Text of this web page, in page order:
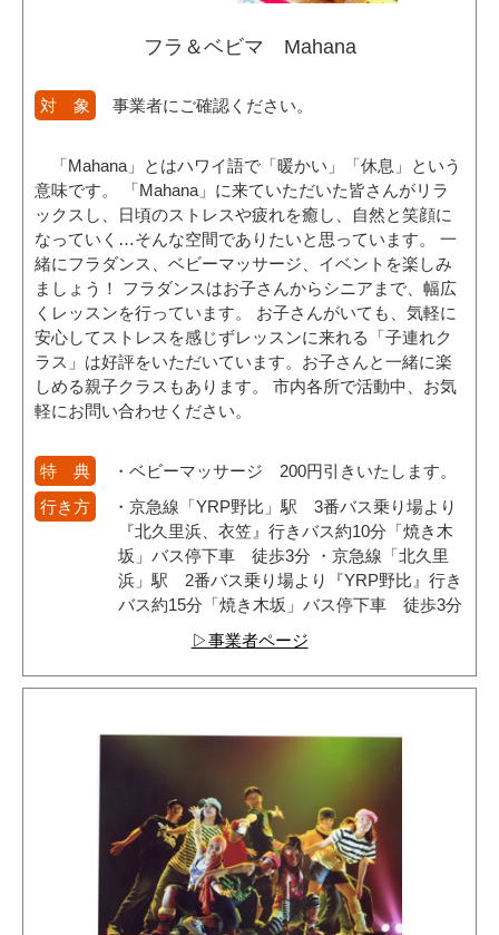
フラ＆ベビマ Mahana
対 象 事業者にご確認ください。
「Mahana」とはハワイ語で「暖かい」「休息」という
意味です。 「Mahana」に来ていただいた皆さんがリラ
ックスし、日頃のストレスや疲れを癒し、自然と笑顔に
なっていく…そんな空間でありたいと思っています。 一
緒にフラダンス、ベビーマッサージ、イベントを楽しみ
ましょう！ フラダンスはお子さんからシニアまで、幅広
くレッスンを行っています。 お子さんがいても、気軽に
安心してストレスを感じずレッスンに来れる「子連れク
ラス」は好評をいただいています。お子さんと一緒に楽
しめる親子クラスもあります。 市内各所で活動中、お気
軽にお問い合わせください。
特 典
・ベビーマッサージ 200円引きいたします。
行き方
・京急線「YRP野比」駅 3番バス乗り場より
『北久里浜、衣笠』行きバス約10分「焼き木
坂」バス停下車 徒歩3分 ・京急線「北久里
浜」駅 2番バス乗り場より『YRP野比』行き
バス約15分「焼き木坂」バス停下車 徒歩3分
▷事業者ページ